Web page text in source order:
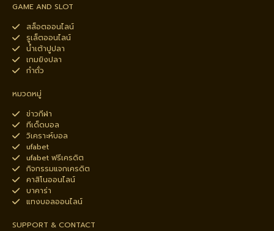
GAME AND SLOT
สล็อตออนไลน์
รูเล็ตออนไลน์
น้ำเต้าปูปลา
เกมยิงปลา
กำถั่ว
หมวดหมู่
ข่าวกีฬา
ทีเด็ดบอล
วิเคราะห์บอล
ufabet
ufabet ฟรีเครดิต
กิจกรรมแจกเครดิต
คาสิโนออนไลน์
บาคาร่า
แทงบอลออนไลน์
SUPPORT & CONTACT